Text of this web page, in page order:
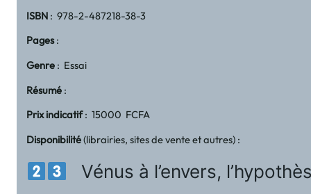
ISBN : 978-2-487218-38-3
Pages:
Genre : Essai
Résumé :
Prix indicatif: 15000 FCFA
Disponibilité(librairies, sites de vente et autres) :
Vénus à l’envers,